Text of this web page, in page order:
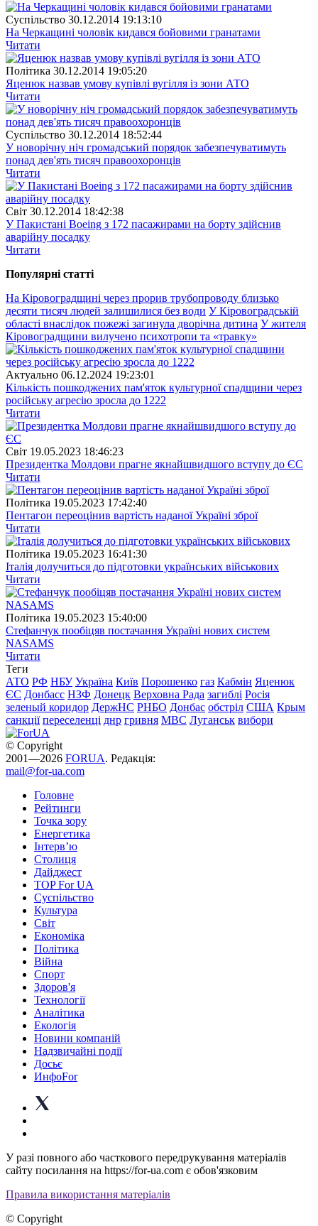
Суспiльство 30.12.2014 19:13:10
На Черкащині чоловік кидався бойовими гранатами
Читати
Полiтика 30.12.2014 19:05:20
Яценюк назвав умову купівлі вугілля із зони АТО
Читати
Суспiльство 30.12.2014 18:52:44
У новорічну ніч громадський порядок забезпечуватимуть
понад дев'ять тисяч правоохоронців
Читати
Свiт 30.12.2014 18:42:38
У Пакистані Boeing з 172 пасажирами на борту здійснив
аварійну посадку
Читати
Популярнi статтi
На Кіровоградщині через прорив трубопроводу близько
десяти тисяч людей залишилися без води У Кіровоградській
області внаслідок пожежі загинула дворічна дитина У жителя
Кіровоградщини вилучено психотропи та «травку»
Актуально 06.12.2024 19:23:01
Кількість пошкоджених пам'яток культурної спадщини через
російську агресію зросла до 1222
Читати
Свiт 19.05.2023 18:46:23
Президентка Молдови прагне якнайшвидшого вступу до ЄС
Читати
Полiтика 19.05.2023 17:42:40
Пентагон переоцінив вартість наданої Україні зброї
Читати
Полiтика 19.05.2023 16:41:30
Італія долучиться до підготовки українських військових
Читати
Полiтика 19.05.2023 15:40:00
Стефанчук пообіцяв постачання Україні нових систем
NASAMS
Читати
Теги
АТО РФ НБУ Україна Київ Порошенко газ Кабмін Яценюк
ЄС Донбасс НЗФ Донецк Верховна Рада загиблі Росія
зеленый коридор ДержНС РНБО Донбас обстріл США Крым
санкції переселенці днр гривня МВС Луганськ вибори
© Copyright
2001—2026 FORUA. Редакція:
mail@for-ua.com
Головне
Рейтинги
Точка зору
Енергетика
Інтерв’ю
Столиця
Дайджест
TOP For UA
Суспiльство
Культура
Світ
Економіка
Політика
Війна
Спорт
Здоров'я
Технології
Аналітика
Екологія
Новини компаній
Надзвичайні події
Досьє
ИнфоFor
У разі повного або часткового передрукування матеріалів
сайту посилання на https://for-ua.com є обов'язковим
Правила використання матеріалів
© Copyright